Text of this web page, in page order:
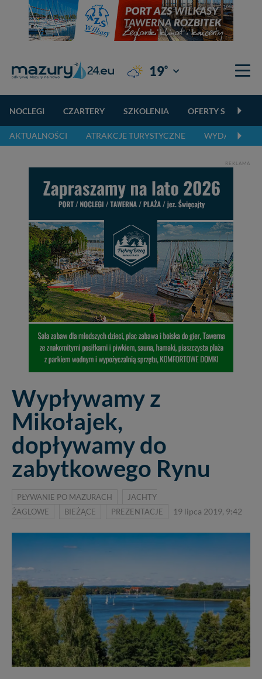
19° Giżycko
NOCLEGI CZARTERY SZKOLENIA OFERTY
AKTUALNOŚCI ATRAKCJE TURYSTYCZNE WYDARZENIA
REKLAMA
Wypływamy z
Mikołajek,
dopływamy do
zabytkowego Rynu
PŁYWANIE PO MAZURACH
JACHTY
ŻAGLOWE
BIEŻĄCE PREZENTACJE 19 lipca 2019, 9:42